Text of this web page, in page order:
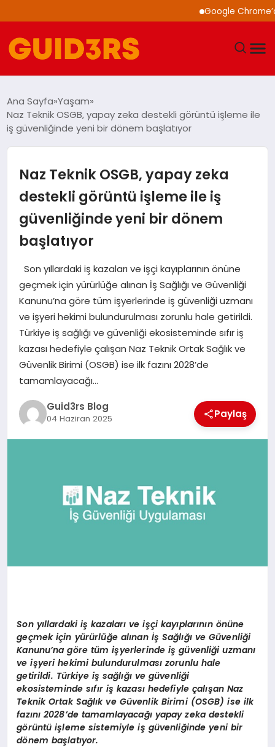
Google Chrome’a
YAŞAM
SAĞLIK
EKONOMI
MAGAZIN
EĞITIM
Ana Sayfa Yaşam
Naz Teknik OSGB, yapay zeka destekli görüntü işleme ile
iş güvenliğinde yeni bir dönem başlatıyor
Naz Teknik OSGB, yapay zeka
destekli görüntü işleme ile iş
güvenliğinde yeni bir dönem
başlatıyor
Son yıllardaki iş kazaları ve işçi kayıplarının önüne
geçmek için yürürlüğe alınan İş Sağlığı ve Güvenliği
Kanunu’na göre tüm işyerlerinde iş güvenliği uzmanı
ve işyeri hekimi bulundurulması zorunlu hale getirildi.
Türkiye iş sağlığı ve güvenliği ekosisteminde sıfır iş
kazası hedefiyle çalışan Naz Teknik Ortak Sağlık ve
Güvenlik Birimi (OSGB) ise ilk fazını 2028’de
tamamlayacağı…
Guid3rs Blog
04 Haziran 2025 Paylaş
Son yıllardaki iş kazaları ve işçi kayıplarının önüne
geçmek için yürürlüğe alınan İş Sağlığı ve Güvenliği
Kanunu’na göre tüm işyerlerinde iş güvenliği uzmanı
ve işyeri hekimi bulundurulması zorunlu hale
getirildi. Türkiye iş sağlığı ve güvenliği
ekosisteminde sıfır iş kazası hedefiyle çalışan Naz
Teknik Ortak Sağlık ve Güvenlik Birimi (OSGB) ise ilk
fazını 2028’de tamamlayacağı yapay zeka destekli
görüntü işleme sistemiyle iş güvenliğinde yeni bir
dönem başlatıyor.